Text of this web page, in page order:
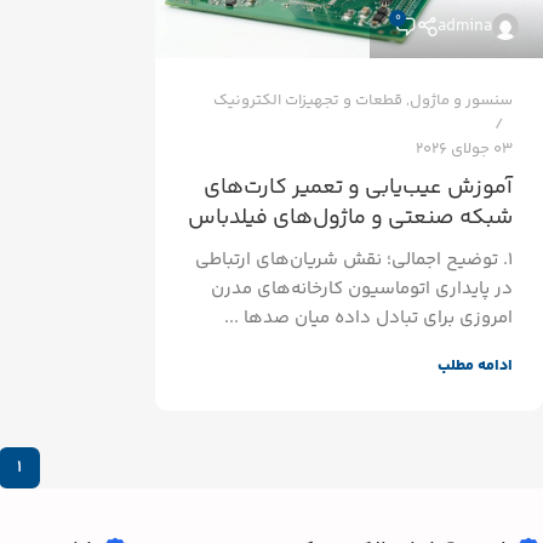
admina
0
سنسور و ماژول, قطعات و تجهیزات الکترونیک
03 جولای 2026
آموزش عیب‌یابی و تعمیر کارت‌های
شبکه صنعتی و ماژول‌های فیلدباس
۱. توضیح اجمالی؛ نقش شریان‌های ارتباطی
در پایداری اتوماسیون کارخانه‌های مدرن
امروزی برای تبادل داده میان صدها ...
ادامه مطلب
1